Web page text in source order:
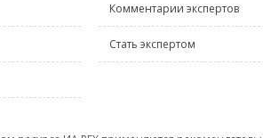
Комментарии экспертов
Стать экспертом